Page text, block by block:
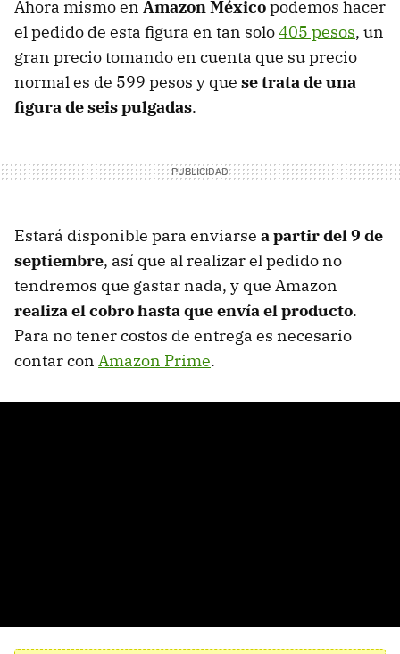
Ahora mismo en Amazon Méxicopodemos hacer
el pedido de esta figura en tan solo405 pesos, un
gran precio tomando en cuenta que su precio
normal es de 599 pesos y que se trata de una
figura de seis pulgadas.
Estará disponible para enviarse a partir del 9 de
septiembre, así que al realizar el pedido no
tendremos que gastar nada, y que Amazon
realiza el cobro hasta que envía el producto.
Para no tener costos de entrega es necesario
contar con Amazon Prime.